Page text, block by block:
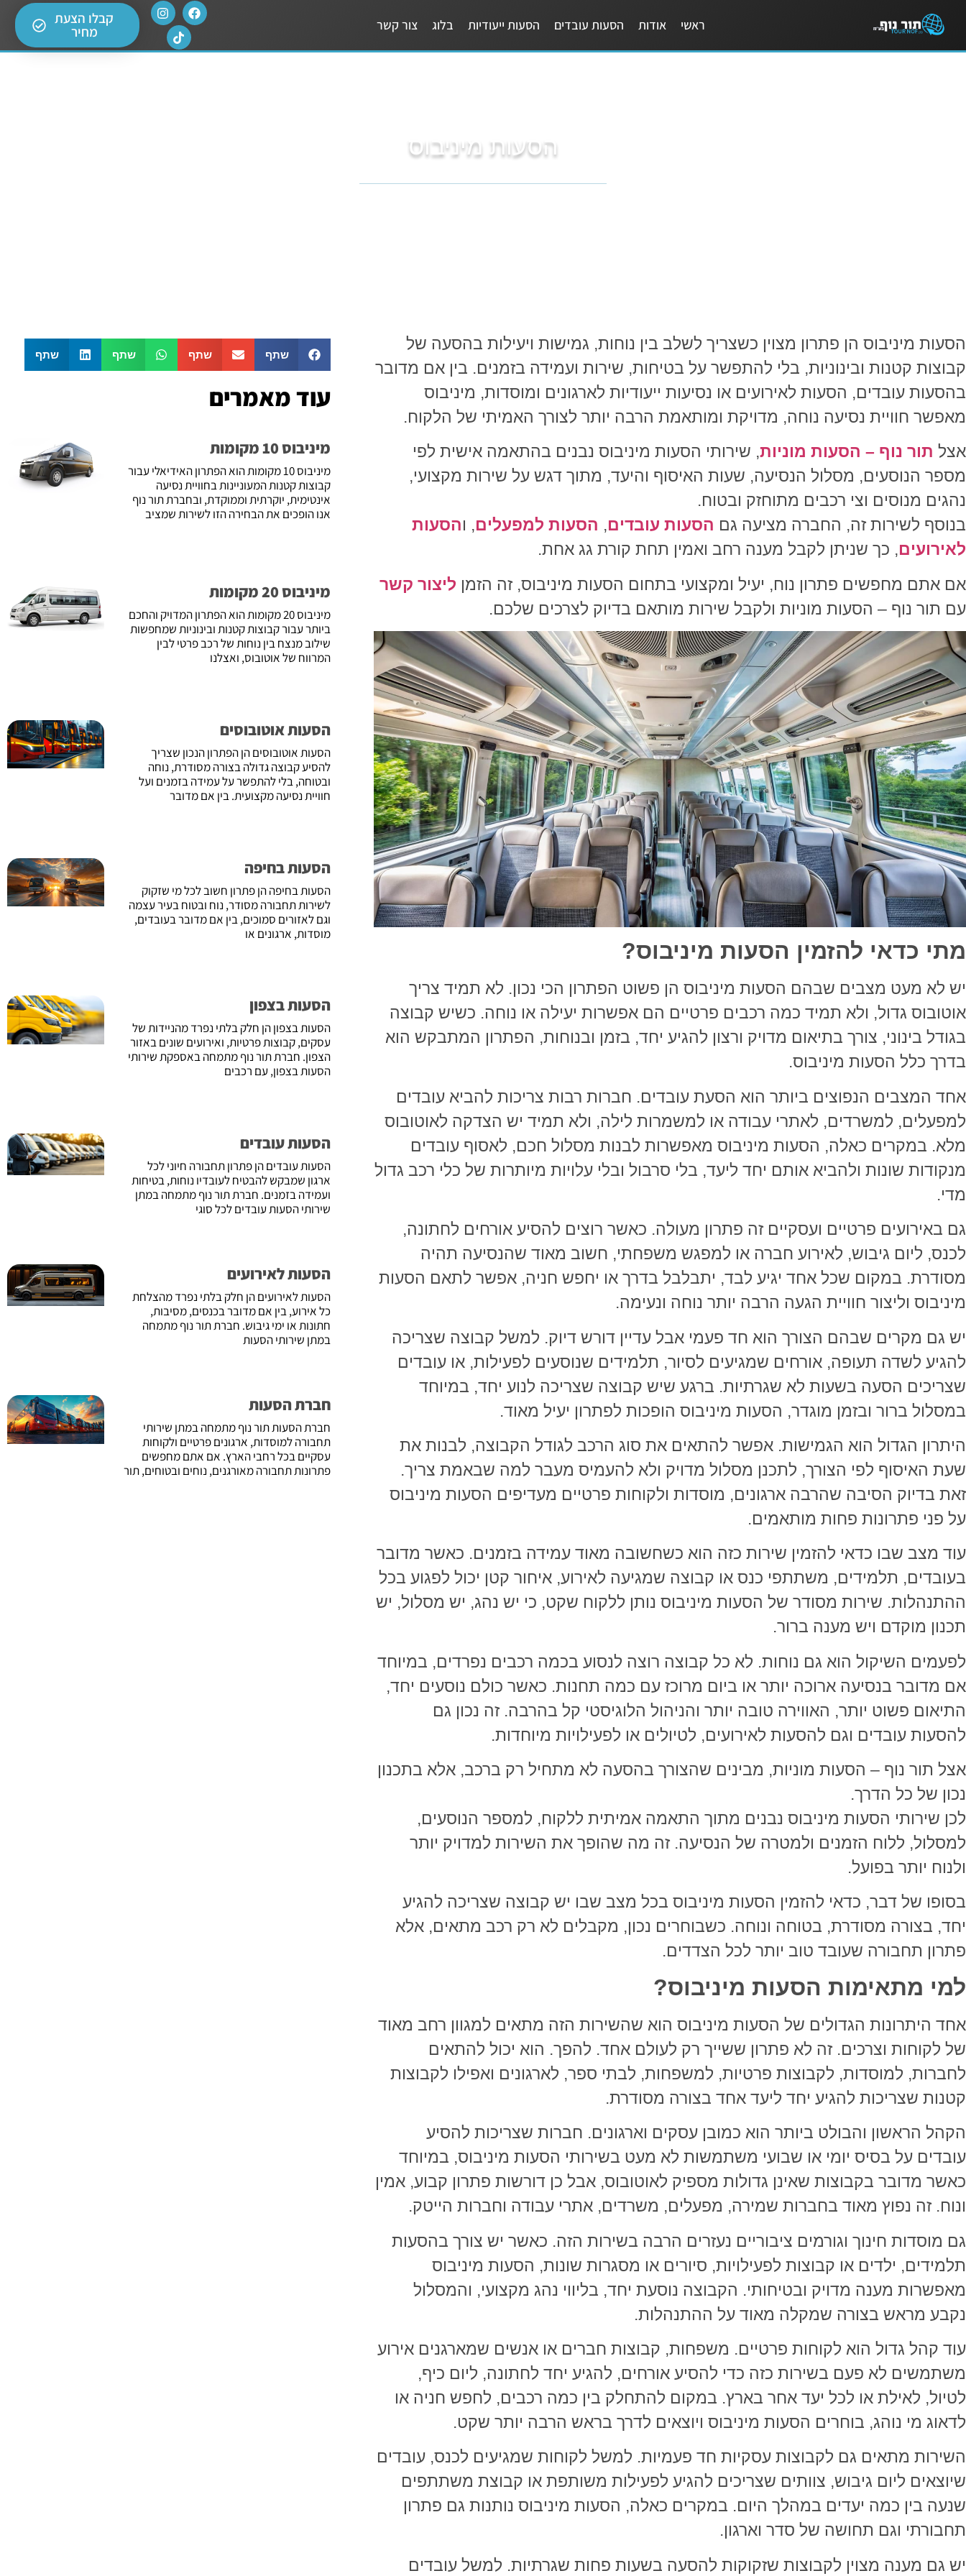
ראשי אודות הסעות עובדים הסעות ייעודיות בלוג צור קשר קבלו הצעת
מחיר
הסעות מיניבוס
הסעות מיניבוס הן פתרון מצוין כשצריך לשלב בין נוחות, גמישות ויעילות בהסעה של
קבוצות קטנות ובינוניות, בלי להתפשר על בטיחות, שירות ועמידה בזמנים. בין אם מדובר
בהסעות עובדים, הסעות לאירועים או נסיעות ייעודיות לארגונים ומוסדות, מיניבוס
מאפשר חוויית נסיעה נוחה, מדויקת ומותאמת הרבה יותר לצורך האמיתי של הלקוח.
אצל תור נוף – הסעות מוניות, שירותי הסעות מיניבוס נבנים בהתאמה אישית לפי
מספר הנוסעים, מסלול הנסיעה, שעות האיסוף והיעד, מתוך דגש על שירות מקצועי,
נהגים מנוסים וצי רכבים מתוחזק ובטוח.
בנוסף לשירות זה, החברה מציעה גם הסעות עובדים, הסעות למפעלים, והסעות
לאירועים, כך שניתן לקבל מענה רחב ואמין תחת קורת גג אחת.
אם אתם מחפשים פתרון נוח, יעיל ומקצועי בתחום הסעות מיניבוס, זה הזמן ליצור קשר
עם תור נוף – הסעות מוניות ולקבל שירות מותאם בדיוק לצרכים שלכם.
מתי כדאי להזמין הסעות מיניבוס?
יש לא מעט מצבים שבהם הסעות מיניבוס הן פשוט הפתרון הכי נכון. לא תמיד צריך
אוטובוס גדול, ולא תמיד כמה רכבים פרטיים הם אפשרות יעילה או נוחה. כשיש קבוצה
בגודל בינוני, צורך בתיאום מדויק ורצון להגיע יחד, בזמן ובנוחות, הפתרון המתבקש הוא
בדרך כלל הסעות מיניבוס.
אחד המצבים הנפוצים ביותר הוא הסעת עובדים. חברות רבות צריכות להביא עובדים
למפעלים, למשרדים, לאתרי עבודה או למשמרות לילה, ולא תמיד יש הצדקה לאוטובוס
מלא. במקרים כאלה, הסעות מיניבוס מאפשרות לבנות מסלול חכם, לאסוף עובדים
מנקודות שונות ולהביא אותם יחד ליעד, בלי סרבול ובלי עלויות מיותרות של כלי רכב גדול
מדי.
גם באירועים פרטיים ועסקיים זה פתרון מעולה. כאשר רוצים להסיע אורחים לחתונה,
לכנס, ליום גיבוש, לאירוע חברה או למפגש משפחתי, חשוב מאוד שהנסיעה תהיה
מסודרת. במקום שכל אחד יגיע לבד, יתבלבל בדרך או יחפש חניה, אפשר לתאם הסעות
מיניבוס וליצור חוויית הגעה הרבה יותר נוחה ונעימה.
יש גם מקרים שבהם הצורך הוא חד פעמי אבל עדיין דורש דיוק. למשל קבוצה שצריכה
להגיע לשדה תעופה, אורחים שמגיעים לסיור, תלמידים שנוסעים לפעילות, או עובדים
שצריכים הסעה בשעות לא שגרתיות. ברגע שיש קבוצה שצריכה לנוע יחד, במיוחד
במסלול ברור ובזמן מוגדר, הסעות מיניבוס הופכות לפתרון יעיל מאוד.
היתרון הגדול הוא הגמישות. אפשר להתאים את סוג הרכב לגודל הקבוצה, לבנות את
שעת האיסוף לפי הצורך, לתכנן מסלול מדויק ולא להעמיס מעבר למה שבאמת צריך.
זאת בדיוק הסיבה שהרבה ארגונים, מוסדות ולקוחות פרטיים מעדיפים הסעות מיניבוס
על פני פתרונות פחות מותאמים.
עוד מצב שבו כדאי להזמין שירות כזה הוא כשחשובה מאוד עמידה בזמנים. כאשר מדובר
בעובדים, תלמידים, משתתפי כנס או קבוצה שמגיעה לאירוע, איחור קטן יכול לפגוע בכל
ההתנהלות. שירות מסודר של הסעות מיניבוס נותן ללקוח שקט, כי יש נהג, יש מסלול, יש
תכנון מוקדם ויש מענה ברור.
לפעמים השיקול הוא גם נוחות. לא כל קבוצה רוצה לנסוע בכמה רכבים נפרדים, במיוחד
אם מדובר בנסיעה ארוכה יותר או ביום מרוכז עם כמה תחנות. כאשר כולם נוסעים יחד,
התיאום פשוט יותר, האווירה טובה יותר והניהול הלוגיסטי קל בהרבה. זה נכון גם
להסעות עובדים וגם להסעות לאירועים, לטיולים או לפעילויות מיוחדות.
אצל תור נוף – הסעות מוניות, מבינים שהצורך בהסעה לא מתחיל רק ברכב, אלא בתכנון
נכון של כל הדרך.
לכן שירותי הסעות מיניבוס נבנים מתוך התאמה אמיתית ללקוח, למספר הנוסעים,
למסלול, ללוח הזמנים ולמטרה של הנסיעה. זה מה שהופך את השירות למדויק יותר
ולנוח יותר בפועל.
בסופו של דבר, כדאי להזמין הסעות מיניבוס בכל מצב שבו יש קבוצה שצריכה להגיע
יחד, בצורה מסודרת, בטוחה ונוחה. כשבוחרים נכון, מקבלים לא רק רכב מתאים, אלא
פתרון תחבורה שעובד טוב יותר לכל הצדדים.
למי מתאימות הסעות מיניבוס?
אחד היתרונות הגדולים של הסעות מיניבוס הוא שהשירות הזה מתאים למגוון רחב מאוד
של לקוחות וצרכים. זה לא פתרון ששייך רק לעולם אחד. להפך. הוא יכול להתאים
לחברות, למוסדות, לקבוצות פרטיות, למשפחות, לבתי ספר, לארגונים ואפילו לקבוצות
קטנות שצריכות להגיע יחד ליעד אחד בצורה מסודרת.
הקהל הראשון והבולט ביותר הוא כמובן עסקים וארגונים. חברות שצריכות להסיע
עובדים על בסיס יומי או שבועי משתמשות לא מעט בשירותי הסעות מיניבוס, במיוחד
כאשר מדובר בקבוצות שאינן גדולות מספיק לאוטובוס, אבל כן דורשות פתרון קבוע, אמין
ונוח. זה נפוץ מאוד בחברות שמירה, מפעלים, משרדים, אתרי עבודה וחברות הייטק.
גם מוסדות חינוך וגורמים ציבוריים נעזרים הרבה בשירות הזה. כאשר יש צורך בהסעות
תלמידים, ילדים או קבוצות לפעילויות, סיורים או מסגרות שונות, הסעות מיניבוס
מאפשרות מענה מדויק ובטיחותי. הקבוצה נוסעת יחד, בליווי נהג מקצועי, והמסלול
נקבע מראש בצורה שמקלה מאוד על ההתנהלות.
עוד קהל גדול הוא לקוחות פרטיים. משפחות, קבוצות חברים או אנשים שמארגנים אירוע
משתמשים לא פעם בשירות כזה כדי להסיע אורחים, להגיע יחד לחתונה, ליום כיף,
לטיול, לאילת או לכל יעד אחר בארץ. במקום להתחלק בין כמה רכבים, לחפש חניה או
לדאוג מי נוהג, בוחרים הסעות מיניבוס ויוצאים לדרך בראש הרבה יותר שקט.
השירות מתאים גם לקבוצות עסקיות חד פעמיות. למשל לקוחות שמגיעים לכנס, עובדים
שיוצאים ליום גיבוש, צוותים שצריכים להגיע לפעילות משותפת או קבוצת משתתפים
שנעה בין כמה יעדים במהלך היום. במקרים כאלה, הסעות מיניבוס נותנות גם פתרון
תחבורתי וגם תחושה של סדר וארגון.
יש גם מענה מצוין לקבוצות שזקוקות להסעה בשעות פחות שגרתיות. למשל עובדים
שתף שתף שתף שתף
עוד מאמרים
מיניבוס 10 מקומות
מיניבוס 10 מקומות הוא הפתרון האידיאלי עבור
קבוצות קטנות המעוניינות בחוויית נסיעה
אינטימית, יוקרתית וממוקדת, ובחברת תור נוף
אנו הופכים את הבחירה הזו לשירות שמציב
מיניבוס 20 מקומות
מיניבוס 20 מקומות הוא הפתרון המדויק והחכם
ביותר עבור קבוצות קטנות ובינוניות שמחפשות
שילוב מנצח בין נוחות של רכב פרטי לבין
המרווח של אוטובוס, ואצלנו
הסעות אוטובוסים
הסעות אוטובוסים הן הפתרון הנכון שצריך
להסיע קבוצה גדולה בצורה מסודרת, נוחה
ובטוחה, בלי להתפשר על עמידה בזמנים ועל
חוויית נסיעה מקצועית. בין אם מדובר
הסעות בחיפה
הסעות בחיפה הן פתרון חשוב לכל מי שזקוק
לשירות תחבורה מסודר, נוח ובטוח בעיר עצמה
וגם לאזורים סמוכים, בין אם מדובר בעובדים,
מוסדות, ארגונים או
הסעות בצפון
הסעות בצפון הן חלק בלתי נפרד מהניידות של
עסקים, קבוצות פרטיות, ואירועים שונים באזור
הצפון. חברת תור נוף מתמחה באספקת שירותי
הסעות בצפון, עם רכבים
הסעות עובדים
הסעות עובדים הן פתרון תחבורה חיוני לכל
ארגון שמבקש להבטיח לעובדיו נוחות, בטיחות
ועמידה בזמנים. חברת תור נוף מתמחה במתן
שירותי הסעות עובדים לכל סוגי
הסעות לאירועים
הסעות לאירועים הן חלק בלתי נפרד מהצלחת
כל אירוע, בין אם מדובר בכנסים, מסיבות,
חתונות או ימי גיבוש. חברת תור נוף מתמחה
במתן שירותי הסעות
חברת הסעות
חברת הסעות תור נוף מתמחה במתן שירותי
תחבורה למוסדות, ארגונים פרטיים ולקוחות
עסקיים בכל רחבי הארץ. אם אתם מחפשים
פתרונות תחבורה מאורגנים, נוחים ובטוחים, תור